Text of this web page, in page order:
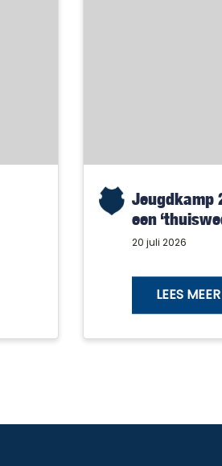
Jeugdkamp
een
met alleen
20 juli 2026
LEES MEER